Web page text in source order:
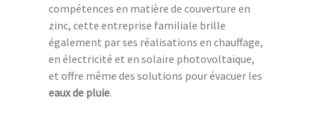
compétences en matière de couverture en
zinc, cette entreprise familiale brille
également par ses réalisations en chauffage,
en électricité et en solaire photovoltaïque,
et offre même des solutions pour évacuer les
eaux de pluie.